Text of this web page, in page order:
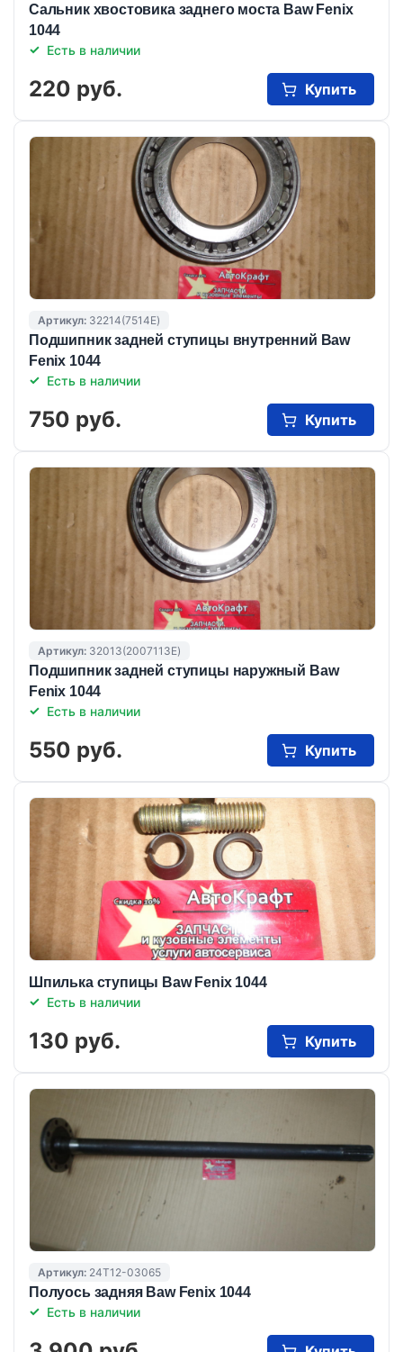
Сальник хвостовика заднего моста Вaw Fenix
1044
Есть в наличии
220 руб. Купить
Артикул: 32214(7514E)
Подшипник задней ступицы внутренний Baw
Fenix 1044
Есть в наличии
750 руб. Купить
Артикул: 32013(2007113E)
Подшипник задней ступицы наружный Baw
Fenix 1044
Есть в наличии
550 руб. Купить
Шпилька ступицы Baw Fenix 1044
Есть в наличии
130 руб. Купить
Артикул: 24T12-03065
Полуось задняя Baw Fenix 1044
Есть в наличии